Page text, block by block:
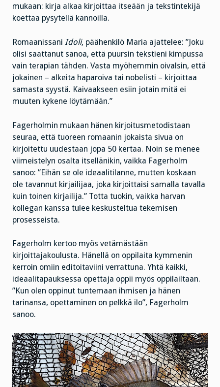
mukaan: kirja alkaa kirjoittaa itseään ja tekstintekijä
koettaa pysytellä kannoilla.
Romaanissani Idoli, päähenkilö Maria ajattelee: ”Joku
olisi saattanut sanoa, että puursin tekstieni kimpussa
vain terapian tähden. Vasta myöhemmin oivalsin, että
jokainen – alkeita haparoiva tai nobelisti – kirjoittaa
samasta syystä. Kaivaakseen esiin jotain mitä ei
muuten kykene löytämään.”
Fagerholmin mukaan hänen kirjoitusmetodistaan
seuraa, että tuoreen romaanin jokaista sivua on
kirjoitettu uudestaan jopa 50 kertaa. Noin se menee
viimeistelyn osalta itsellänikin, vaikka Fagerholm
sanoo: ”Eihän se ole ideaalitilanne, mutten koskaan
ole tavannut kirjailijaa, joka kirjoittaisi samalla tavalla
kuin toinen kirjailija.” Totta tuokin, vaikka harvan
kollegan kanssa tulee keskusteltua tekemisen
prosesseista.
Fagerholm kertoo myös vetämästään
kirjoittajakoulusta. Hänellä on oppilaita kymmenin
kerroin omiin editoitaviini verrattuna. Yhtä kaikki,
ideaalitapauksessa opettaja oppii myös oppilailtaan.
”Kun olen oppinut tuntemaan ihmisen ja hänen
tarinansa, opettaminen on pelkkä ilo”, Fagerholm
sanoo.